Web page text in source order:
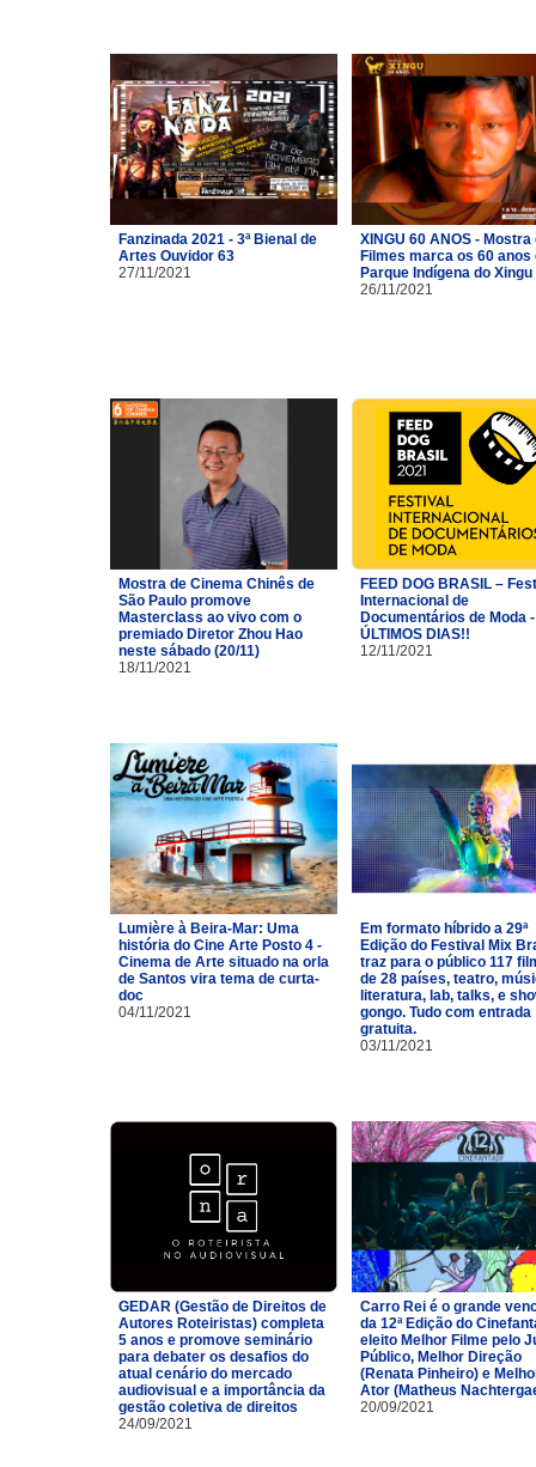
Fanzinada 2021 - 3ª Bienal de
Artes Ouvidor 63
27/11/2021
XINGU 60 ANOS - Mostra
Filmes marca os 60 anos
Parque Indígena do Xingu
26/11/2021
Mostra de Cinema Chinês de
São Paulo promove
Masterclass ao vivo com o
premiado Diretor Zhou Hao
neste sábado (20/11)
18/11/2021
FEED DOG BRASIL –
Internacional de
Documentários de Moda -
ÚLTIMOS DIAS!!
12/11/2021
Lumière à Beira-Mar: Uma
história do Cine Arte Posto 4 -
Cinema de Arte situado na orla
de Santos vira tema de curta-
doc
04/11/2021
Em formato híbrido a 29ª
Edição do Festival Mix
traz para o público 117
de 28 países, teatro,
literatura, lab, talks, e
gongo. Tudo com entrada
gratuita.
03/11/2021
GEDAR (Gestão de Direitos de
Autores Roteiristas) completa
5 anos e promove seminário
para debater os desafios do
atual cenário do mercado
audiovisual e a importância da
gestão coletiva de direitos
24/09/2021
Carro Rei é o grande
da 12ª Edição do
eleito Melhor Filme pelo
Público, Melhor Direção
(Renata Pinheiro) e
Ator (Matheus
20/09/2021